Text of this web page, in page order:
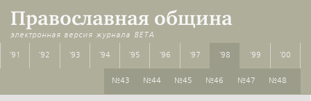
Православная община
электронная версия журнала BETA
'91 '92 '93 '94 '95 '96 '97 '98
№43 №44 №45 №46 №47 №48
'99 '00